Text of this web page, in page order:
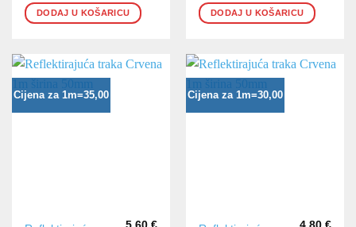
DODAJ U KOŠARICU DODAJ U KOŠARICU
Cijena za 1m=35,00 Cijena za 1m=30,00